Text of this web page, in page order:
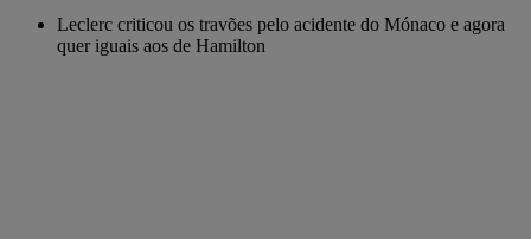
Leclerc criticou os travões pelo acidente do Mónaco e agora
quer iguais aos de Hamilton